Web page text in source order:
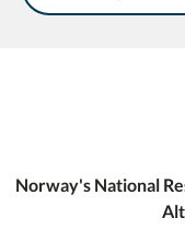
Norway's National